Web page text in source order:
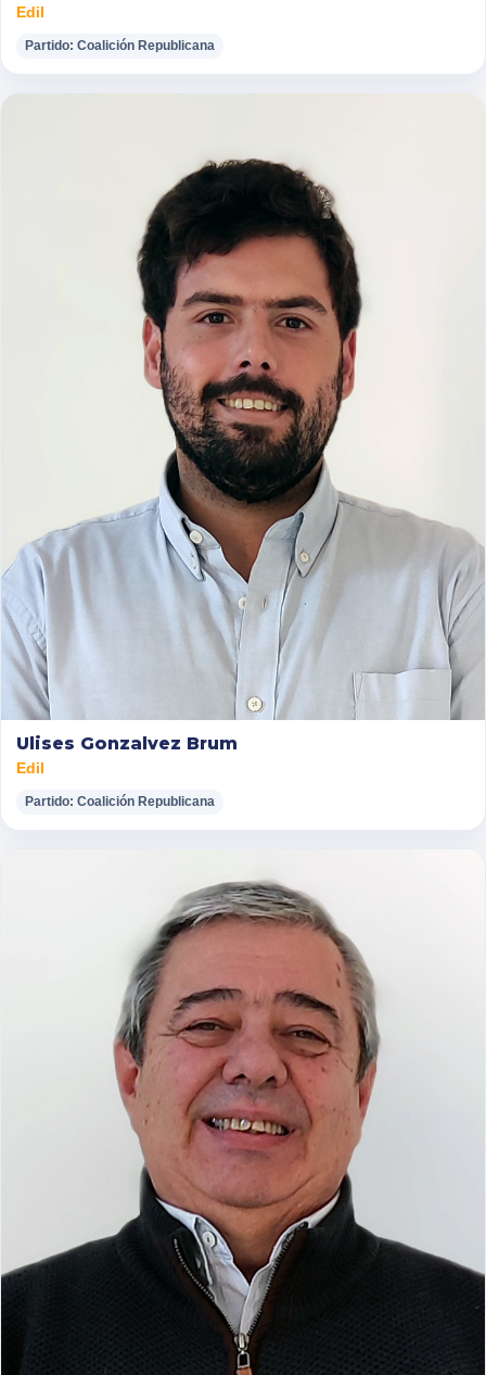
Edil
Partido: Coalición Republicana
Ulises Gonzalvez Brum
Edil
Partido: Coalición Republicana